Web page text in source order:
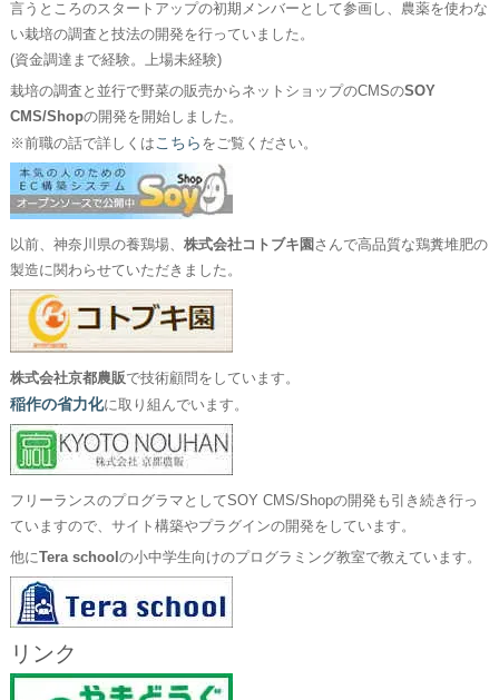
言うところのスタートアップの初期メンバーとして参画し、農薬を使わな
い栽培の調査と技法の開発を行っていました。
(資金調達まで経験。上場未経験)
栽培の調査と並行で野菜の販売からネットショップのCMSのSOY
CMS/Shopの開発を開始しました。
※前職の話で詳しくはこちら をご覧ください。
以前、神奈川県の養鶏場、 株式会社コトブキ園 さんで高品質な鶏糞堆肥の
製造に関わらせていただきました。
株式会社京都農販で技術顧問をしています。
稲作の省力化に取り組んでいます。
フリーランスのプログラマとしてSOY CMS/Shopの開発も引き続き行っ
ていますので、サイト構築やプラグインの開発をしています。
他にTera school の小中学生向けのプログラミング教室で教えています。
リンク